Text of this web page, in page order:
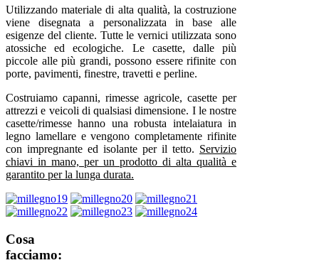
Utilizzando materiale di alta qualità, la costruzione
viene disegnata a personalizzata in base alle
esigenze del cliente. Tutte le vernici utilizzata sono
atossiche ed ecologiche. Le casette, dalle più
piccole alle più grandi, possono essere rifinite con
porte, pavimenti, finestre, travetti e perline.
Costruiamo capanni, rimesse agricole, casette per
attrezzi e veicoli di qualsiasi dimensione. I le nostre
casette/rimesse hanno una robusta intelaiatura in
legno lamellare e vengono completamente rifinite
con impregnante ed isolante per il tetto. Servizio
chiavi in mano, per un prodotto di alta qualità e
garantito per la lunga durata.
Cosa
facciamo: